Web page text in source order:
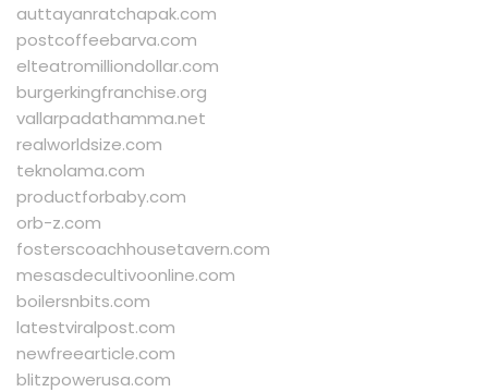
auttayanratchapak.com
postcoffeebarva.com
elteatromilliondollar.com
burgerkingfranchise.org
vallarpadathamma.net
realworldsize.com
teknolama.com
productforbaby.com
orb-z.com
fosterscoachhousetavern.com
mesasdecultivoonline.com
boilersnbits.com
latestviralpost.com
newfreearticle.com
blitzpowerusa.com